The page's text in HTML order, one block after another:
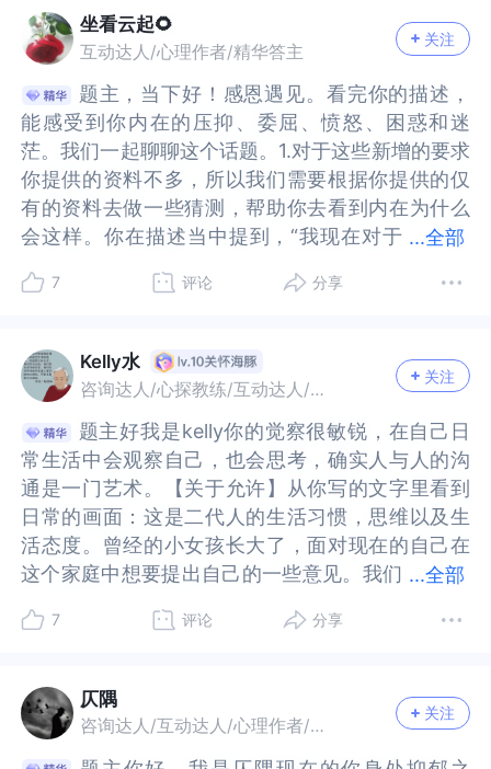
势。题主也很好提及想通过改变外界环境来处理内
心混乱的状态，这一点真的非常棒！确实有研究表
的，题主能有这个意识，想从低迷的状态里积极地
寻求改变，真的非常难得！二、题主说妈妈似
乎也能量很低，但是拒绝改变。然而，妈妈的拒绝
改变成为了你改变的阻碍。不过，冲突有时候并不
是坏事。也许跟妈妈之间的冲突在提示你内心真正
的渴望，是不是希望妈妈听到你心里的需求，希望
妈妈也能尊重你想要的边界以及找回那过去丢失的
妈妈心里也经历很难熬的阶段，但是她现在缺乏像
你一样的勇气，还无力寻求改变。但是这些可能也
需要找合适机会跟妈妈详细聊，才会了解到她背后
的需求和故事。但目前我觉得题主应该先照顾自我
的需求和感受。你可以去梳理和思考，认为自己要
求不合理这种想法，以及失落委屈却不敢表达愤怒
的感受。最早是从什么时候来的？也许过去发生了
很多的故事，让你逐渐掩埋心里真实的感想，以至
于已经不想要跟别人解释，似乎觉得就算自己解释
了，别人也不会理解和支持。久而久之，缺乏表达
想内心经常感觉到被否定的人，因为特别害怕再次
被伤透了心，需要主动地向他人特别是重要他人去
表达内心真实的想法感受，是一件需要耗费很多勇
好提及想通过改变外界环境来处理内心混乱的状
态，这一点真的非常棒！确实有研究表明，通过改
这个意识，想从低迷的状态里积极地寻求改变，真
的非常难得！二、题主说妈妈似乎也能量很
低，但是拒绝改变。然而，妈妈的拒绝改变成为了
你改变的阻碍。不过，冲突有时候并不是坏事。也
许跟妈妈之间的冲突在提示你内心真正的渴望，是
不是希望妈妈听到你心里的需求，希望妈妈也能尊
重你想要的边界以及找回那过去丢失的自我价值
也经历很难熬的阶段，但是她现在缺乏像你一样的
勇气，还无力寻求改变。但是这些可能也需要找合
适机会跟妈妈详细聊，才会了解到她背后的需求和
故事。但目前我觉得题主应该先照顾自我的需求和
感受。你可以去梳理和思考，认为自己要求不合理
这种想法，以及失落委屈却不敢表达愤怒的感受。
最早是从什么时候来的？也许过去发生了很多的故
事，让你逐渐掩埋心里真实的感想，以至于已经不
想要跟别人解释，似乎觉得就算自己解释了，别人
也不会理解和支持。久而久之，缺乏表达的动力，
常感觉到被否定的人，因为特别害怕再次被伤透了
心，需要主动地向他人特别是重要他人去表达内心
真实的想法感受，是一件需要耗费很多勇气和力量
新增出来的需求和相关的行为，你感觉你的要求好
像变得很不合理，甚至很难被周围的人理解你的动
机。别人的不理解和反对，似乎也动摇了你内心需
求的动机，搞得你现在对于这些新增出来的要求，
完全是陌生的态度，你不知道怎样对待，也不知道
你应不应该让别人满足，你想知道怎么跟别人协
商。你的想法很好，你感觉自己因为内在需求提出
一些新增的要求，但你的要求跟你妈妈的需求所致
的要求发生冲突，你希望找到折衷的办法能让双方
都满足以减少矛盾和冲突。比如收拾家这件事，你
可以跟妈妈说说你做这件事可以带给你哪些好处，
持放在桌上不动，你让她说说她这样做有哪些好处
和坏处。通过衡量利弊为目的出发的认知辩驳，可
方角度看问题，实现互利双赢的局面。如果两个人
都坚持自己的做法，也可以这周听你的下周听妈妈
的，两个人的意见轮流来实践，你收拾杂物可以先
不扔，找到一个大箱子把杂物先存放起来，等妈妈
收拾的时候她可以再拿出来摆放在她认为合适的位
置。别人过多的质疑和不理解，确实容易让你产生
自我怀疑，这很正常，你的每个新增的要求，也并
在变化，比如你希望清理掉桌上的杂物，可以跟自
我对话，进一步探索这个行为可以让你有怎样的感
觉，满足了你怎样的需求。问自己三个问题：我正
来的需求和相关的行为，你感觉你的要求好像变得
很不合理，甚至很难被周围的人理解你的动机。别
人的不理解和反对，似乎也动摇了你内心需求的动
机，搞得你现在对于这些新增出来的要求，完全是
陌生的态度，你不知道怎样对待，也不知道你应不
应该让别人满足，你想知道怎么跟别人协商。你的
想法很好，你感觉自己因为内在需求提出一些新增
的要求，但你的要求跟你妈妈的需求所致的要求发
生冲突，你希望找到折衷的办法能让双方都满足以
减少矛盾和冲突。比如收拾家这件事，你可以跟妈
妈说说你做这件事可以带给你哪些好处，可以带给
上不动，你让她说说她这样做有哪些好处和坏处。
通过衡量利弊为目的出发的认知辩驳，可以松动相
问题，实现互利双赢的局面。如果两个人都坚持自
己的做法，也可以这周听你的下周听妈妈的，两个
人的意见轮流来实践，你收拾杂物可以先不扔，找
到一个大箱子把杂物先存放起来，等妈妈收拾的时
候她可以再拿出来摆放在她认为合适的位置。别人
过多的质疑和不理解，确实容易让你产生自我怀
疑，这很正常，你的每个新增的要求，也并非都是
化，比如你希望清理掉桌上的杂物，可以跟自我对
话，进一步探索这个行为可以让你有怎样的感觉，
满足了你怎样的需求。问自己三个问题：我正在做
坐看云起🌻
互动达人/心理作者/精华答主
关注
...全部
题主，当下好！感恩遇见。看完你的描述，
能感受到你内在的压抑、委屈、愤怒、困惑和迷
茫。我们一起聊聊这个话题。1.对于这些新增的要求
你提供的资料不多，所以我们需要根据你提供的仅
有的资料去做一些猜测，帮助你去看到内在为什么
会这样。你在描述当中提到，“我现在对于
道怎样对待，也不知道应不应该让别人满足。举个
掉。人能量低的时候就是想这样，妈妈也能量低，
但是反对这一点。”对于这些新增出来的要求，甚至
是你内在的需求，你也不知道为什么会出现这些想
法，只是在那一刻就又突然有了这样的想法。对你
来说，这样的想法也是陌生的，你是抱着陌生的态
度。你也不确定这些想法是合理需求，还是无理要
求，所以你提到不知道该不该让对方来满足。而你
在表现出这样的想法、行为和需求的时候，你得到
的却是妈妈的反对。透过妈妈的反应，让你又会对
自己的这样一个想法和行为产生怀疑，觉得自己这
么做好像不合理。你不知道自己这样一个想法和行
持。这又会让你内在很受挫，对自己的言行有怀
疑，甚至不知道自己内在产生的这一些想法从哪里
能感受到你内在的压抑、委屈、愤怒、困惑和迷
茫。我们一起聊聊这个话题。1.对于这些新增的要求
你提供的资料不多，所以我们需要根据你提供的仅
有的资料去做一些猜测，帮助你去看到内在为什么
会这样。你在描述当中提到，“我现在对于这些新增
待，也不知道应不应该让别人满足。举个例子：今
低的时候就是想这样，妈妈也能量低，但是反对这
一点。”对于这些新增出来的要求，甚至是你内在的
需求，你也不知道为什么会出现这些想法，只是在
那一刻就又突然有了这样的想法。对你来说，这样
的想法也是陌生的，你是抱着陌生的态度。你也不
确定这些想法是合理需求，还是无理要求，所以你
提到不知道该不该让对方来满足。而你在表现出这
样的想法、行为和需求的时候，你得到的却是妈妈
的反对。透过妈妈的反应，让你又会对自己的这样
一个想法和行为产生怀疑，觉得自己这么做好像不
合理。你不知道自己这样一个想法和行为是对还是
让你内在很受挫，对自己的言行有怀疑，甚至不知
道自己内在产生的这一些想法从哪里来，为什么会
7 评论 分享
Kelly水
咨询达人/心探教练/互动达人/心理作者
关注
...全部
题主好我是kelly你的觉察很敏锐，在自己日
常生活中会观察自己，也会思考，确实人与人的沟
通是一门艺术。【关于允许】从你写的文字里看到
日常的画面：这是二代人的生活习惯，思维以及生
活态度。曾经的小女孩长大了，面对现在的自己在
这个家庭中想要提出自己的一些意见。我们
话，是母女，更是不同的个体。从你喜欢极简的生
干净的气场。喜欢没有杂物的空间～参与自己家里
的整理，看到变化也可以有成就感～疫情的时候我
也经历过，一家人在一起，不能工作学习，也有很
常生活中会观察自己，也会思考，确实人与人的沟
通是一门艺术。【关于允许】从你写的文字里看到
日常的画面：这是二代人的生活习惯，思维以及生
活态度。曾经的小女孩长大了，面对现在的自己在
这个家庭中想要提出自己的一些意见。我们猜猜那
母女，更是不同的个体。从你喜欢极简的生活方
的气场。喜欢没有杂物的空间～参与自己家里的整
理，看到变化也可以有成就感～疫情的时候我也经
历过，一家人在一起，不能工作学习，也有很多不
7 评论 分享
仄隅
咨询达人/互动达人/心理作者/优质答主
关注